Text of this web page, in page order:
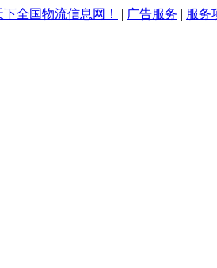
全国物流信息网！ | 广告服务 | 服务